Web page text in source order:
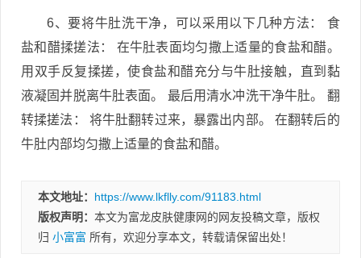
6、要将牛肚洗干净，可以采用以下几种方法： 食
盐和醋揉搓法： 在牛肚表面均匀撒上适量的食盐和醋。
用双手反复揉搓，使食盐和醋充分与牛肚接触，直到黏
液凝固并脱离牛肚表面。 最后用清水冲洗干净牛肚。 翻
转揉搓法： 将牛肚翻转过来，暴露出内部。 在翻转后的
牛肚内部均匀撒上适量的食盐和醋。
本文地址： https://www.lkflly.com/91183.html
版权声明： 本文为富龙皮肤健康网的网友投稿文章，版权
归 小富富 所有，欢迎分享本文，转载请保留出处！